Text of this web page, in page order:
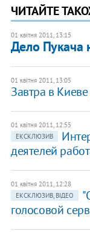
ЧИТАЙТЕ
01 квітня 2011, 13:15
Дело Пукача
01 квітня 2011, 13:05
Завтра в
01 квітня 2011, 12:55
ЕКСКЛЮЗИВ
деятелей
01 квітня 2011, 12:28
ЕКСКЛЮЗИВ, ВІДЕО
голосовой